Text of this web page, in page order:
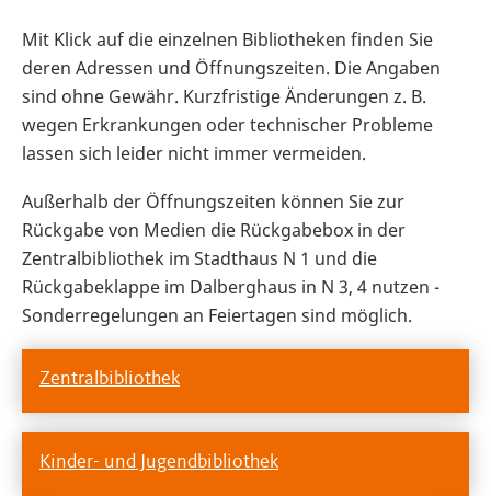
Mit Klick auf die einzelnen Bibliotheken finden Sie
deren Adressen und Öffnungszeiten. Die Angaben
sind ohne Gewähr. Kurzfristige Änderungen z. B.
wegen Erkrankungen oder technischer Probleme
lassen sich leider nicht immer vermeiden.
Außerhalb der Öffnungszeiten können Sie zur
Rückgabe von Medien die Rückgabebox in der
Zentralbibliothek im Stadthaus N 1 und die
Rückgabeklappe im Dalberghaus in N 3, 4 nutzen -
Sonderregelungen an Feiertagen sind möglich.
Zentralbibliothek
Kinder- und Jugendbibliothek